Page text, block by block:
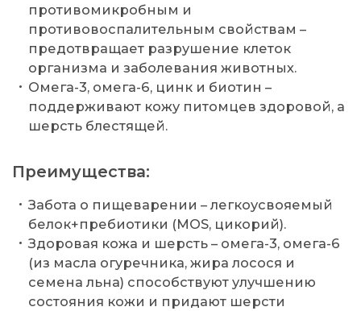
противомикробным и
противовоспалительным свойствам –
предотвращает разрушение клеток
организма и заболевания животных.
Омега-3, омега-6, цинк и биотин –
поддерживают кожу питомцев здоровой, а
шерсть блестящей.
Преимущества:
Забота о пищеварении – легкоусвояемый
белок+пребиотики (MOS, цикорий).
Здоровая кожа и шерсть – омега-3, омега-6
(из масла огуречника, жира лосося и
семена льна) способствуют улучшению
состояния кожи и придают шерсти